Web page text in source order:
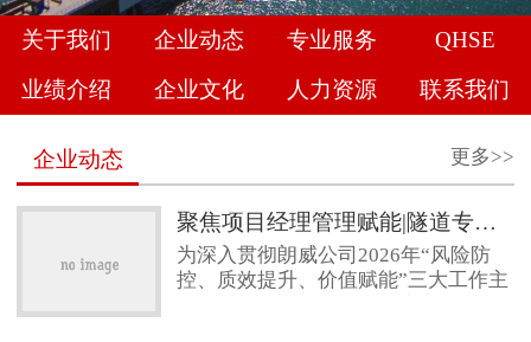
业绩介绍
企业文化
人力资源
关于我们 企业动态 专业服务
QHSE
业绩介绍
企业文化 人力资源 联系我们
更多>>
企业动态
聚焦项目经理管理赋能|隧道专项管理经验交流，共促地下工程管理提升
为深入贯彻朗威公司2026年“风险防
控、质效提升、价值赋能”三大工作主